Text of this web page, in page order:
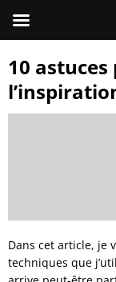
10
Dans cet article, je
techniques que